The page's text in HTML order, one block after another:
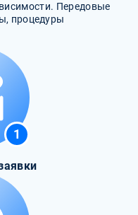
Передовые
процедуры
1